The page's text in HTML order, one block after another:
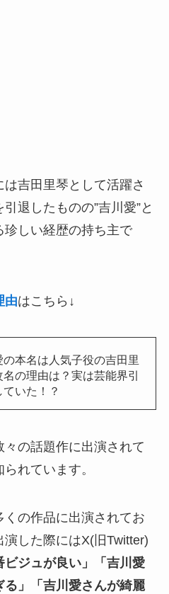
吉田里琴として活躍さ
退したものの”吉川愛”と
珍しい経歴の持ち主で
由はこちら↓
の本名は人気子役の吉田里
の理由は？実は芸能界引
いた！？
の話題作に出演されて
れています。
の作品に出演されてお
演した際にはX(旧Twitter)
ジュが良い」「吉川愛
」「吉川愛さんが綺麗